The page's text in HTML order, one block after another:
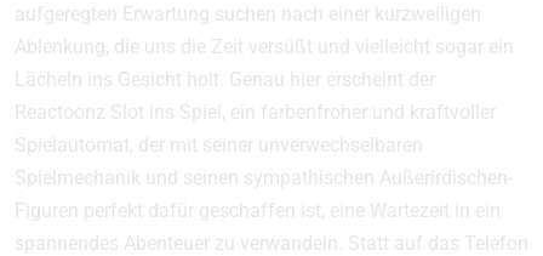
aufgeregten Erwartung suchen nach einer kurzweiligen
Ablenkung, die uns die Zeit versüßt und vielleicht sogar ein
Lächeln ins Gesicht holt. Genau hier erscheint der
Reactoonz Slot ins Spiel, ein farbenfroher und kraftvoller
Spielautomat, der mit seiner unverwechselbaren
Spielmechanik und seinen sympathischen Außerirdischen-
Figuren perfekt dafür geschaffen ist, eine Wartezeit in ein
spannendes Abenteuer zu verwandeln. Statt auf das Telefon